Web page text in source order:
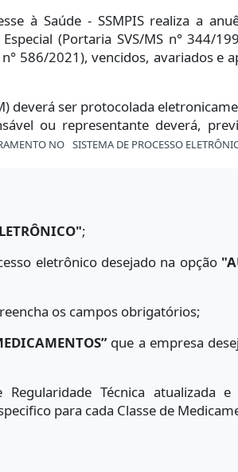
à Saúde - SSMPIS realiza a
(Portaria SVS/MS n° 344/
586/2021), vencidos, avariados e
deverá ser protocolada
ou representante deverá,
NO SISTEMA DE PROCESSO
;
eletrônico desejado na opção
os campos obrigatórios;
que a empresa
Técnica atualizada
para cada Classe de